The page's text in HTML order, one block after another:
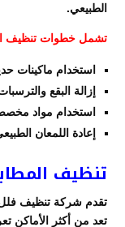
الطبيعي.
تشمل خطوات تنظيف
استخدام ماكينات
إزالة البقع
استخدام مواد
إعادة اللمعان
تنظيف
تقدم شركة تنظيف فلل
تعد من أكثر الأماكن